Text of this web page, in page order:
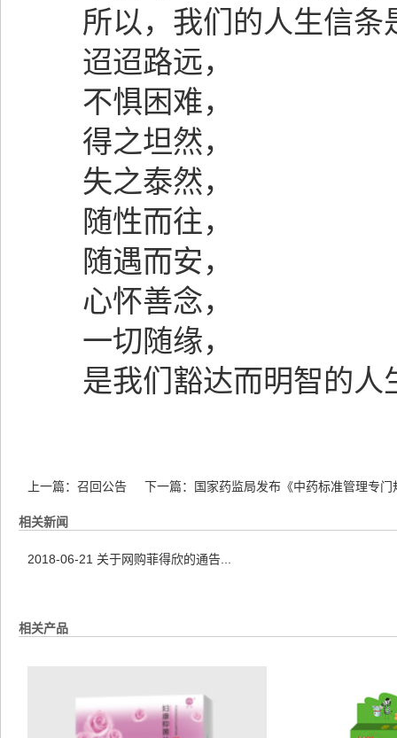
所以，我们的人生信条
迢迢路远，
不惧困难，
得之坦然，
失之泰然，
随性而往，
随遇而安，
心怀善念，
一切随缘，
是我们豁达而明智的人
上一篇： 召回公告 下一篇： 国家药监局发布《中药标准管理专
相关新闻
2018-06-21 关于网购菲得欣的通告...
相关产品